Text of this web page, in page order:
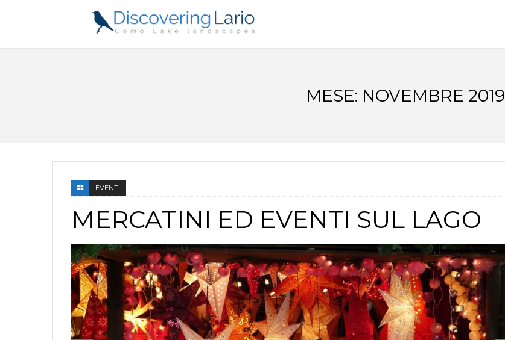
MESE: NOVEMBRE 2019
EVENTI
MERCATINI ED EVENTI SUL LAGO